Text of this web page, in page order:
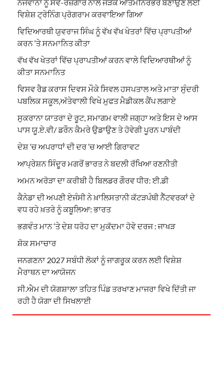
ਨੌਜਵਾਨਾਂ ਨੂੰ ਸਵੈ-ਰੋਜ਼ਗਾਰ ਨਾਲ ਜੋੜਕੇ ਆਤਮਨਿਰਭਰ ਬਣਾਉਣ ਲਈ
ਵਿਸ਼ੇਸ਼ ਟ੍ਰੇਨਿੰਗ ਪ੍ਰੋਗਰਾਮ ਕਰਵਾਇਆ ਗਿਆ
ਵਿਦਿਆਰਥੀ ਯੁਵਰਾਜ ਸਿੰਘ ਨੂੰ ਵੱਖ ਵੱਖ ਖੇਤਰਾਂ ਵਿੱਚ ਪ੍ਰਾਪਤੀਆਂ
ਕਰਨ ‘ਤੇ ਸਨਮਾਨਿਤ ਕੀਤਾ
ਵੱਖ ਵੱਖ ਖੇਤਰਾਂ ਵਿੱਚ ਪ੍ਰਾਪਤੀਆਂ ਕਰਨ ਵਾਲੇ ਵਿਦਿਆਰਥੀਆਂ ਨੂੰ
ਕੀਤਾ ਸਨਮਾਨਿਤ
ਵਿਸਵ ਰੈਡ ਕਰਾਸ ਦਿਵਸ ਮੌਕੇ ਸਿਵਲ ਹਸਪਤਾਲ ਅਤੇ ਮਾਤਾ ਸੁੰਦਰੀ
ਪਬਲਿਕ ਸਕੂਲ,ਅੱਤੇਵਾਲੀ ਵਿਖੇ ਮੁਫਤ ਮੈਡੀਕਲ ਕੈਂਪ ਲਗਾਏ
ਸੁਕਰਾਨਾ ਯਾਤਰਾ ਦੇ ਰੂਟ, ਸਮਾਗਮ ਵਾਲੀ ਜਗ੍ਹਾ ਅਤੇ ਇਸ ਦੇ ਆਸ
ਪਾਸ ਯੂ.ਏ.ਵੀ/ ਡਰੌਨ ਕੈਮਰੇ ਉਡਾਉਣ ਤੇ ਹੋਵੇਗੀ ਪੂਰਨ ਪਾਬੰਦੀ
ਦੇਸ਼ ‘ਚ ਅਪਰਾਧਾਂ ਦੀ ਦਰ ‘ਚ ਆਈ ਗਿਰਾਵਟ
ਆਪ੍ਰੇਸ਼ਨ ਸਿੰਦੂਰ ਮਗਰੋਂ ਭਾਰਤ ਨੇ ਬਦਲੀ ਰੱਖਿਆ ਰਣਨੀਤੀ
ਅਮਨ ਅਰੋੜਾ ਦਾ ਕਰੀਬੀ ਹੈ ਬਿਲਡਰ ਗੌਰਵ ਧੀਰ: ਈ.ਡੀ
ਕੈਨੇਡਾ ਦੀ ਅਪਣੀ ਏਜੰਸੀ ਨੇ ਖ਼ਾਲਿਸਤਾਨੀ ਕੱਟੜਪੰਥੀ ਨੈੱਟਵਰਕਾਂ ਦੇ
ਵਧ ਰਹੇ ਖ਼ਤਰੇ ਨੂੰ ਕਬੂਲਿਆ: ਭਾਰਤ
ਭਗਵੰਤ ਮਾਨ ‘ਤੇ ਦੇਸ਼ ਧਰੋਹ ਦਾ ਮੁਕੱਦਮਾ ਹੋਵੇ ਦਰਜ : ਜਾਖੜ
ਸ਼ੋਕ ਸਮਾਚਾਰ
ਜਨਗਣਨਾ 2027 ਸਬੰਧੀ ਲੋਕਾਂ ਨੂੰ ਜਾਗਰੂਕ ਕਰਨ ਲਈ ਵਿਸ਼ੇਸ਼
ਮੈਰਾਥਨ ਦਾ ਆਯੋਜਨ
ਸੀ.ਐਮ ਦੀ ਯੋਗਸ਼ਾਲਾ ਤਹਿਤ ਪਿੰਡ ਤਰਖਾਣ ਮਾਜਰਾ ਵਿਖੇ ਦਿੱਤੀ ਜਾ
ਰਹੀ ਹੈ ਯੋਗਾ ਦੀ ਸਿਖਲਾਈ